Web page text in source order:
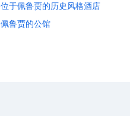
位于佩鲁贾的历史风格酒店
佩鲁贾的公馆